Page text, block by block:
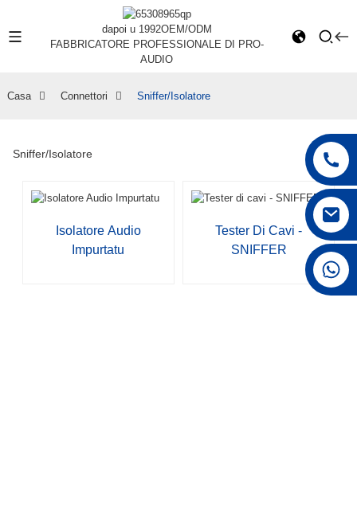
dapoi u 1992OEM/ODM
FABBRICATORE PROFESSIONALE DI PRO-
AUDIO
Casa Connettori Sniffer/Isolatore
Sniffer/Isolatore
Isolatore Audio
Impurtatu
Tester Di Cavi -
SNIFFER